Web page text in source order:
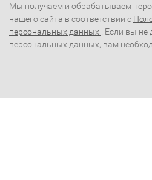
Мы получаем и обрабатываем
нашего сайта в соответствии с
персональных данных . Если вы не
персональных данных, вам